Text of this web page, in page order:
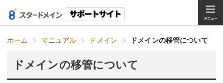
ホーム マニュアル ドメイン ドメインの移管について
ドメインの移管について